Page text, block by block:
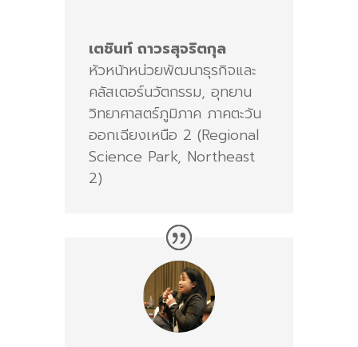
เตชินท์ ถาวรสุจริตกุล
หัวหน้าหน่วยพัฒนาธุรกิจและ
คลัสเตอร์นวัตกรรม, อุทยาน
วิทยาศาสตร์ภูมิภาค ภาคตะวัน
ออกเฉียงเหนือ 2 (Regional
Science Park, Northeast
2)